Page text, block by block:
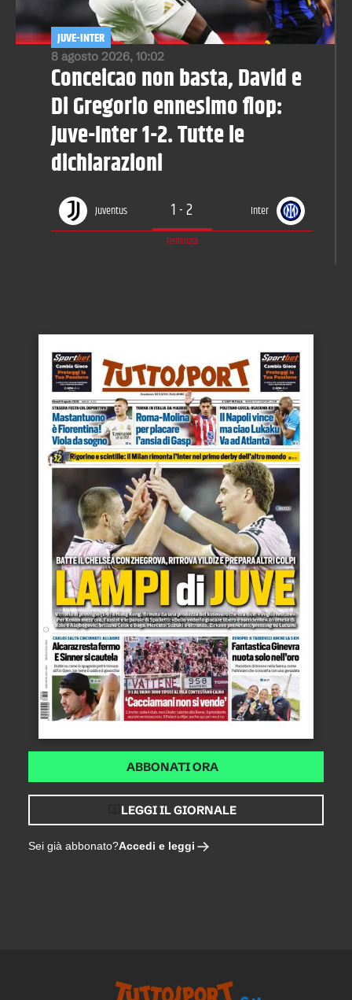
8 agosto 2026, 10:02
JUVE-INTER
Conceicao non basta, David e
Di Gregorio ennesimo flop:
Juve-Inter 1-2. Tutte le
dichiarazioni
Juventus 1-2 Inter
Terminata
ABBONATI ORA
LEGGI IL GIORNALE
Sei già abbonato?Accedi e leggi